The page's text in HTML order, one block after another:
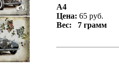
А4
Цена: 65 руб.
Вес: 7 грамм